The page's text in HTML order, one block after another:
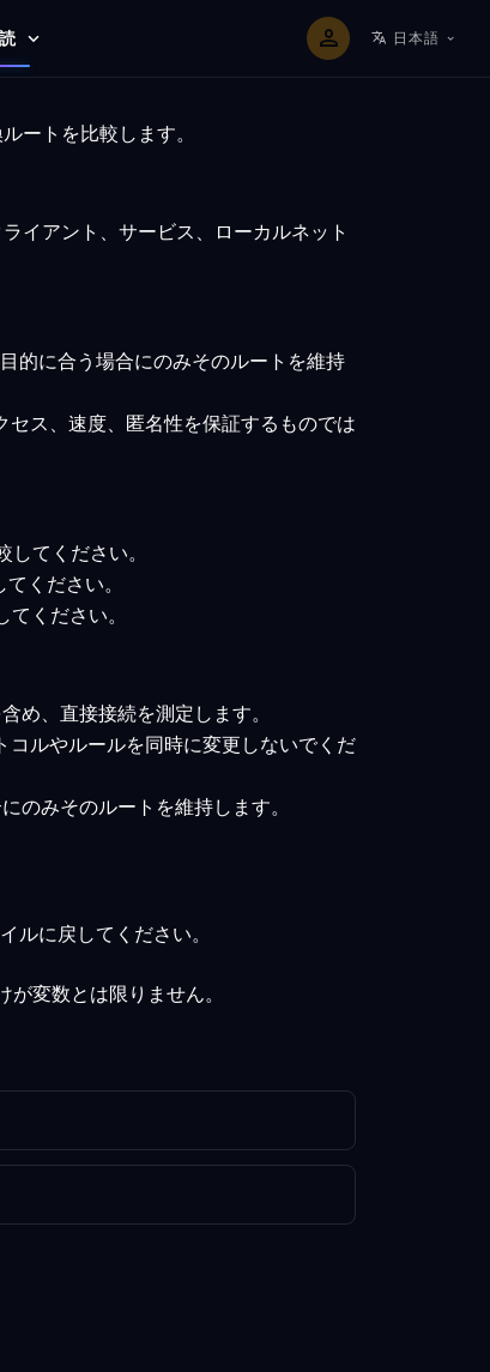
日本語
ートを比較します。
イアント、サービス、ローカルネット
的に合う場合にのみそのルートを維持
ス、速度、匿名性を保証するものでは
てください。
ください。
ください。
め、直接接続を測定します。
ルやルールを同時に変更しないでくだ
のみそのルートを維持します。
ルに戻してください。
変数とは限りません。